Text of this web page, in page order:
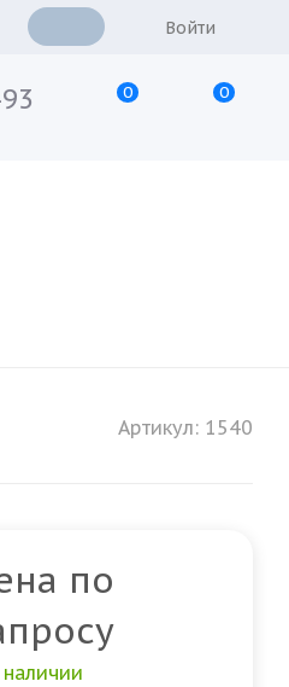
Войти
0 0
Артикул: 1540
по